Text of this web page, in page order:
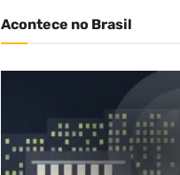
Acontece no Brasil